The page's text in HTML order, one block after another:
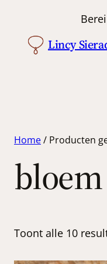
Lincy
Home/ Producten
bloem
Toont alle 10